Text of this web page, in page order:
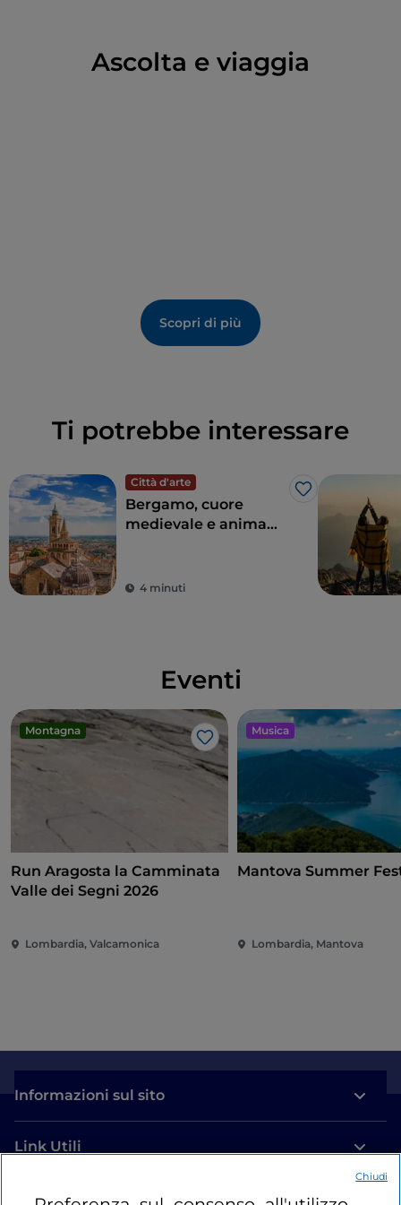
Ascolta e viaggia
Scopri di più
Ti potrebbe interessare
Città d'arte
Like
Bergamo, cuore
medievale e anima
4 minuti
Eventi
Montagna
Like
Run Aragosta la Camminata
Valle dei Segni 2026
Lombardia, Valcamonica
Musica
Mantova Summer
Lombardia, Mantova
Informazioni sul sito
Link Utili
Login
Chiudi